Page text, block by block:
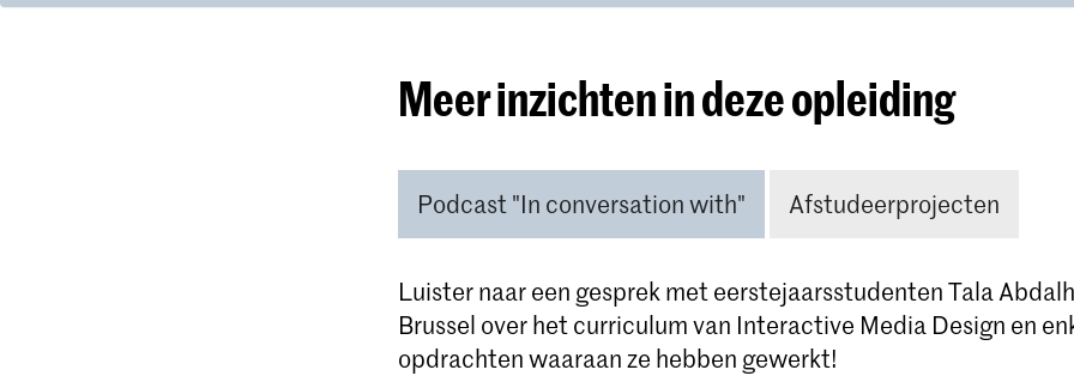
Meer inzichten in deze opleiding
Podcast "In conversation with" Afstudeerprojecten
Luister naar een gesprek met eerstejaarsstudenten Tala
Brussel over het curriculum van Interactive Media Design en
opdrachten waaraan ze hebben gewerkt!